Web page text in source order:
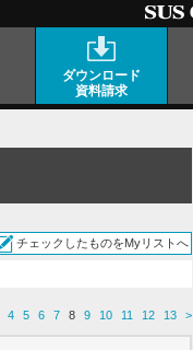
ダウンロード
資料請求
チェックしたものをMyリストへ
4 5 6 7 8 9 10 11 12 13 >